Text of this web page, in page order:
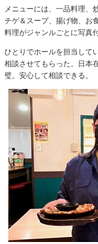
メニューには、一品料理、
チゲ＆スープ、揚げ物、お
料理がジャンルごとに写真
ひとりでホールを担当して
相談させてもらった。日本
璧。安心して相談できる。